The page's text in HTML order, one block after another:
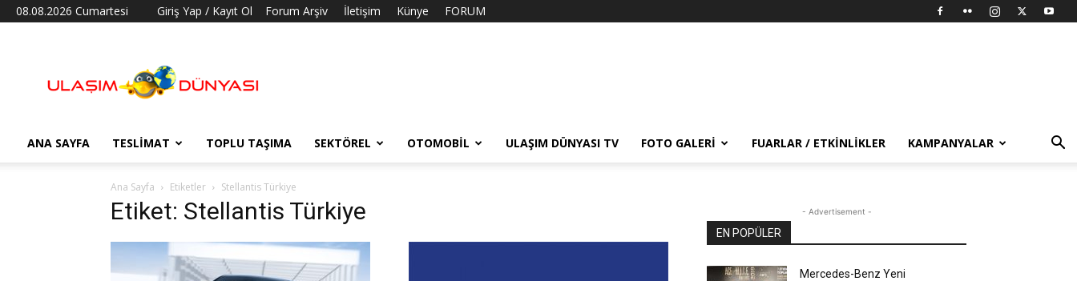
08.08.2026 Cumartesi Giriş Yap / Kayıt Ol Forum Arşiv İletişim Künye FORUM
Dünyası
ANA SAYFA TESLIMAT TOPLU TAŞIMA SEKTÖREL OTOMOBIL ULAŞIM DÜNYASI TV FOTO GALERI FUARLAR / ETKINLIKLER KAMPANYALAR
Ana Sayfa Etiketler Stellantis Türkiye
Etiket: Stellantis Türkiye - Advertisement -
EN POPÜLER
Mercedes-Benz Yeni